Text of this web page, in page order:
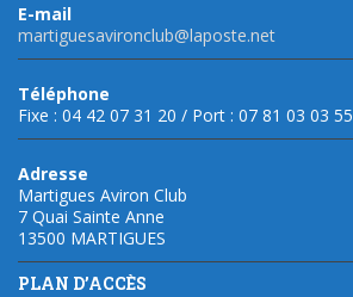
E-mail
martiguesavironclub@laposte.net
Téléphone
Fixe : 04 42 07 31 20 / Port : 07 81 03 03 55
Adresse
Martigues Aviron Club
7 Quai Sainte Anne
13500 MARTIGUES
PLAN D’ACCÈS